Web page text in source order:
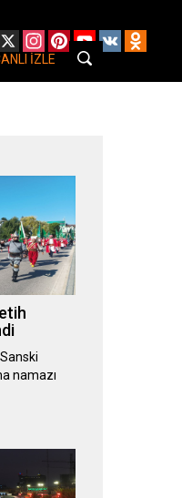
Facebook
X Instagram
PinterestYouTube
VK
İZLE
namazı